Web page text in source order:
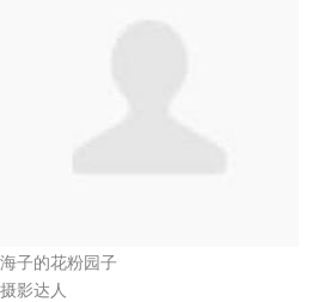
海子的花粉园子
摄影达人